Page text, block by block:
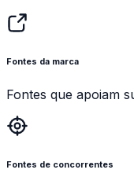
Fontes da marca
Fontes que apoiam
Fontes de concorrentes